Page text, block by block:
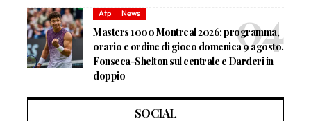
Atp News
Masters 1000 Montreal 2026: programma,
orario e ordine di gioco domenica 9 agosto.
Fonseca-Shelton sul centrale e Darderi in
doppio
SOCIAL